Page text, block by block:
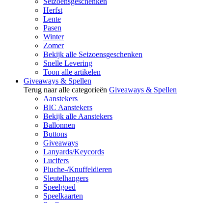
Herfst
Lente
Pasen
Winter
Zomer
Bekijk alle Seizoensgeschenken
Snelle Levering
Toon alle artikelen
Giveaways & Spellen
Terug naar alle categorieën Giveaways & Spellen
Aanstekers
BIC Aanstekers
Bekijk alle Aanstekers
Ballonnen
Buttons
Giveaways
Lanyards/Keycords
Lucifers
Pluche-/Knuffeldieren
Sleutelhangers
Speelgoed
Speelkaarten